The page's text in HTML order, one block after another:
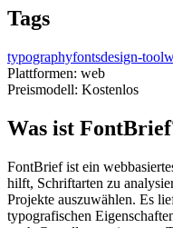
Tags
typographyfontsdesign-tool
Plattformen: web
Preismodell: Kostenlos
Was ist
FontBrief ist ein
hilft, Schriftarten zu
Projekte auszuwählen. Es
typografischen